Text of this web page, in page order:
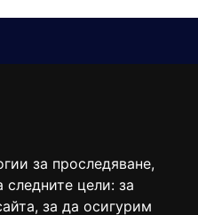
за проследяване,
цели: за
, за да осигурим